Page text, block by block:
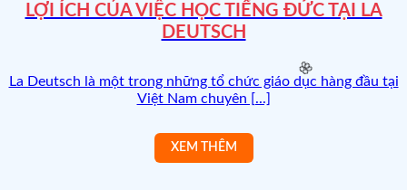
LỢI ÍCH CỦA VIỆC HỌC TIẾNG ĐỨC TẠI LA
DEUTSCH
La Deutsch là một trong những tổ chức giáo dục hàng đầu tại
Việt Nam chuyên [...]